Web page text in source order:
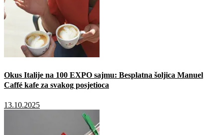
Okus Italije na 100 EXPO sajmu: Besplatna šoljica Manuel
Caffé kafe za svakog posjetioca
13.10.2025